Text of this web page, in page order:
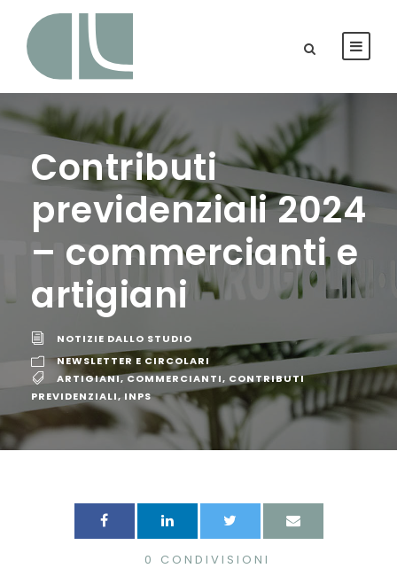
Contributi
previdenziali 2024
– commercianti e
artigiani
NOTIZIE DALLO STUDIO
NEWSLETTER E CIRCOLARI
ARTIGIANI,COMMERCIANTI, CONTRIBUTI
PREVIDENZIALI, INPS
0 CONDIVISIONI